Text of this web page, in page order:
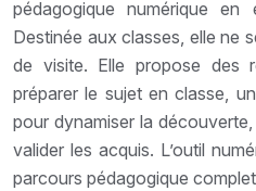
pédagogique numérique
Destinée aux classes, elle ne
de visite. Elle propose des
préparer le sujet en classe,
pour dynamiser la
valider les acquis. L’outil
parcours pédagogique